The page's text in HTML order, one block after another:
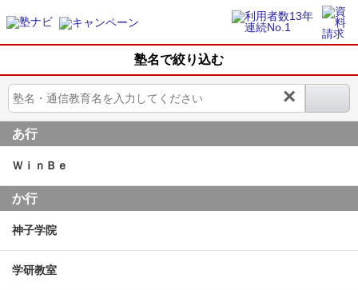
塾名で絞り込む
×
あ行
ＷｉｎＢｅ
か行
神子学院
学研教室